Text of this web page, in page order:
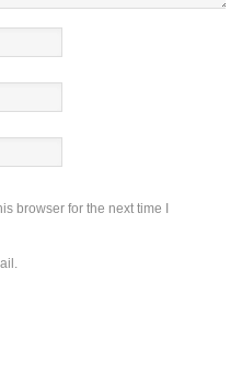
browser for the next time I